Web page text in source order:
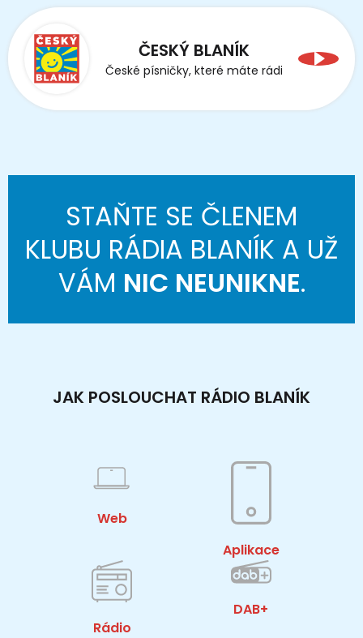
ČESKÝ BLANÍK
České písničky, které máte rádi
STAŇTE SE ČLENEM
KLUBU RÁDIA BLANÍK A UŽ
VÁM NIC NEUNIKNE.
JAK POSLOUCHAT RÁDIO BLANÍK
Web
Aplikace
Rádio
DAB+